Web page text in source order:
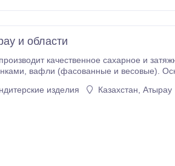
и области
качественное сахарное и затяжное
и продажа
кефир, творог, халва, семечки, цукаты, орехи, изюм.
изделия Казахстан, Атырау